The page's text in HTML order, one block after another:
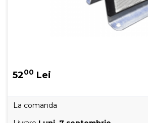
5200 Lei
La comanda